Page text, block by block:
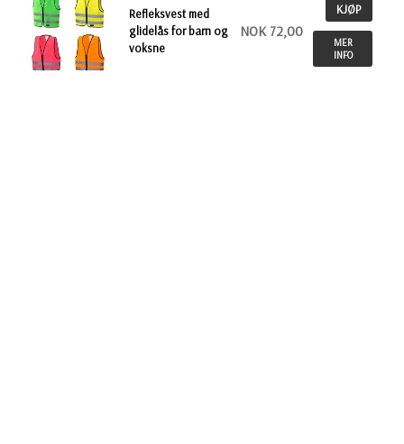
Refleksvest med
glidelås for barn og
voksne
NOK 72,00
KJØP
MER
INFO